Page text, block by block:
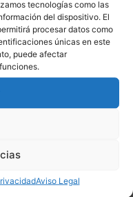
tecnologías como las
del dispositivo. El
procesar datos como
únicas en este
puede afectar
Aviso Legal
de los recursos y la
planificar una
en comunicación,
continúa y
parado, no es
un plus de calidad
de una manera